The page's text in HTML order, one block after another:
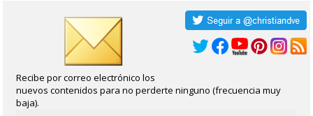
Recibe por correo electrónico los
nuevos contenidos para no perderte ninguno (frecuencia muy
baja).